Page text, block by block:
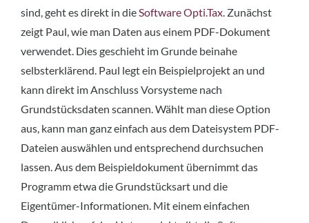
sind, geht es direkt in die Software Opti.Tax . Zunächst
zeigt Paul, wie man Daten aus einem PDF-Dokument
verwendet. Dies geschieht im Grunde beinahe
selbsterklärend. Paul legt ein Beispielprojekt an und
kann direkt im Anschluss Vorsysteme nach
Grundstücksdaten scannen. Wählt man diese Option
aus, kann man ganz einfach aus dem Dateisystem PDF-
Dateien auswählen und entsprechend durchsuchen
lassen. Aus dem Beispieldokument übernimmt das
Programm etwa die Grundstücksart und die
Eigentümer-Informationen. Mit einem einfachen